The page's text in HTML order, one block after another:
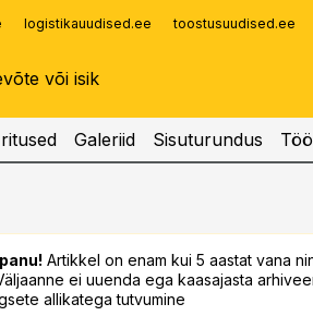
logistikauudised.ee toostusuudised.ee
Infopank
Galeriid Sisuturundus Töö
Artikkel on enam kui 5 aastat vana
ei uuenda ega kaasajasta
allikatega tutvumine